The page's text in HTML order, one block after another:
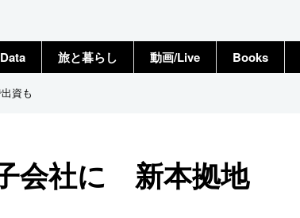
旅と暮らし 動画/Live Books
資も
会社に 新本拠地